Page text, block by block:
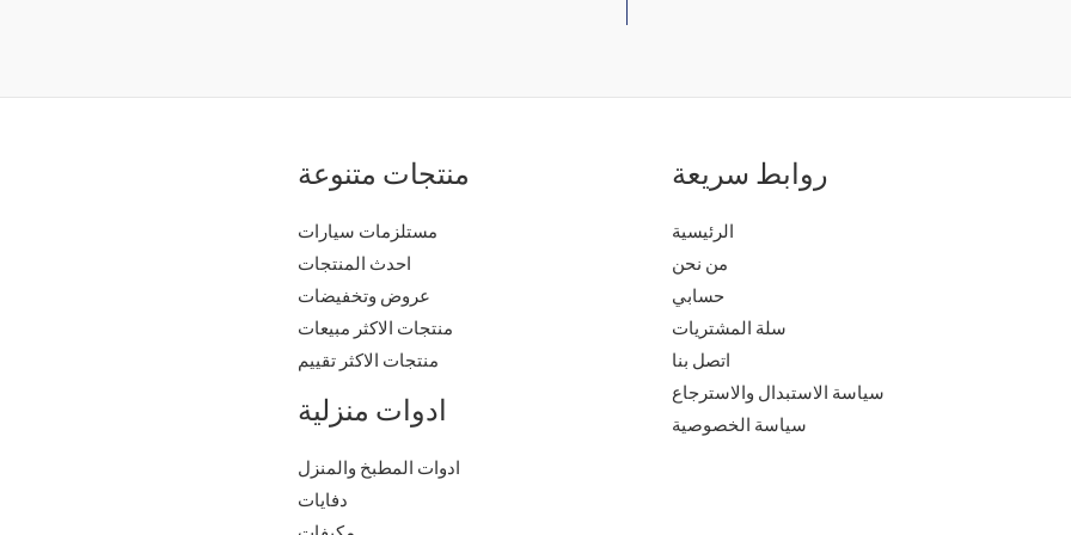
روابط سريعة
الرئيسية
من نحن
حسابي
سلة المشتريات
اتصل بنا
سياسة الاستبدال والاسترجاع
سياسة الخصوصية
منتجات متنوعة
مستلزمات سيارات
احدث المنتجات
عروض وتخفيضات
منتجات الاكثر مبيعات
منتجات الاكثر تقييم
ادوات منزلية
ادوات المطبخ والمنزل
دفايات